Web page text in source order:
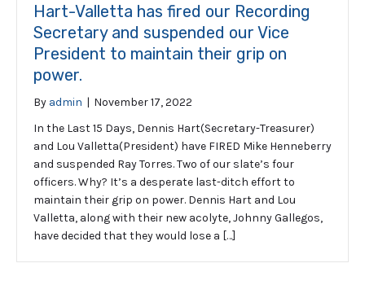
Hart-Valletta has fired our Recording
Secretary and suspended our Vice
President to maintain their grip on
power.
By admin | November 17, 2022
In the Last 15 Days, Dennis Hart(Secretary-Treasurer)
and Lou Valletta(President) have FIRED Mike Henneberry
and suspended Ray Torres. Two of our slate’s four
officers. Why? It’s a desperate last-ditch effort to
maintain their grip on power. Dennis Hart and Lou
Valletta, along with their new acolyte, Johnny Gallegos,
have decided that they would lose a […]